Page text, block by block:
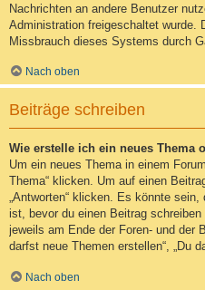
Nachrichten an andere Benutzer
Administration freigeschaltet wurde.
Missbrauch dieses Systems durch
Nach oben
Beiträge schreiben
Wie erstelle ich ein neues Thema
Um ein neues Thema in einem
Thema“ klicken. Um auf einen
„Antworten“ klicken. Es könnte
ist, bevor du einen Beitrag
jeweils am Ende der Foren- und der
darfst neue Themen erstellen“, „Du
Nach oben